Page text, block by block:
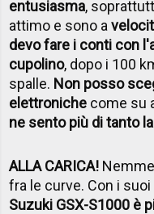
entusiasma,
attimo e sono a
devo fare i conti con
cupolino, dopo i 100
spalle. Non posso
elettroniche come su
ne sento più di tanto
ALLA CARICA!
fra le curve. Con i suoi
Suzuki GSX-S1000 è